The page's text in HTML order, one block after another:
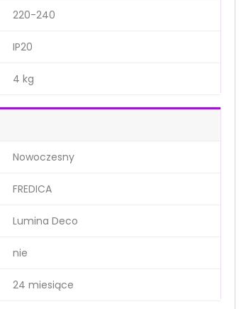
220-240
IP20
4 kg
Nowoczesny
FREDICA
Lumina Deco
nie
24 miesiące